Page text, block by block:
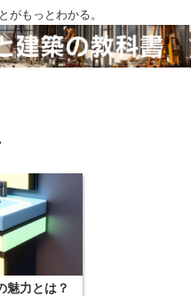
がもっとわかる。
魅力とは？